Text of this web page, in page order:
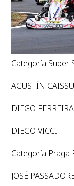
Categoría Super
AGUSTÍN
DIEGO FERREIRA
DIEGO VICCI
Categoría Praga
JOSÉ